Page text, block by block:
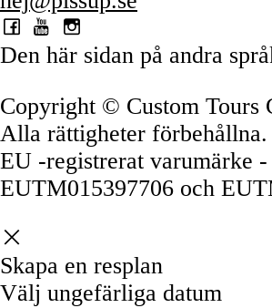
Den här sidan på andra
Copyright © Custom Tours
Alla rättigheter förbehållna.
EU -registrerat varumärke
EUTM015397706 och
Skapa en resplan
Välj ungefärliga datum